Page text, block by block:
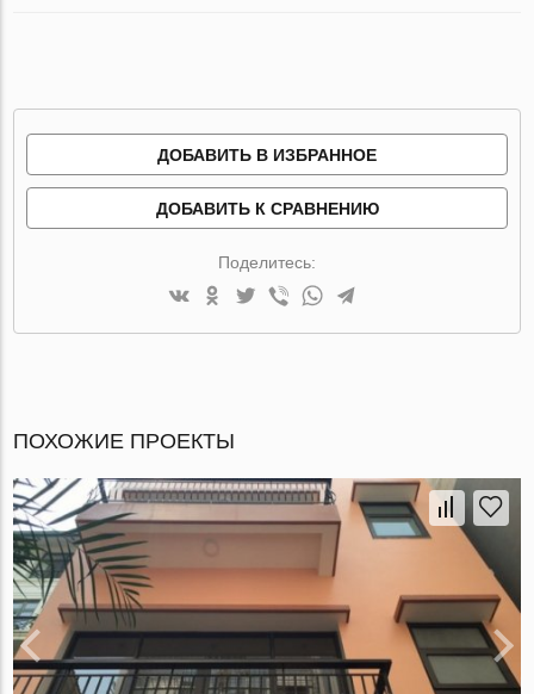
ДОБАВИТЬ В ИЗБРАННОЕ
ДОБАВИТЬ К СРАВНЕНИЮ
Поделитесь:
ПОХОЖИЕ ПРОЕКТЫ